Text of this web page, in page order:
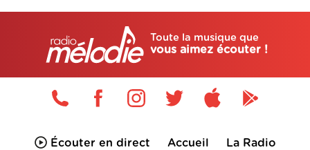
Toute la musique que
vous aimez écouter !
Écouter en direct Accueil La Radio